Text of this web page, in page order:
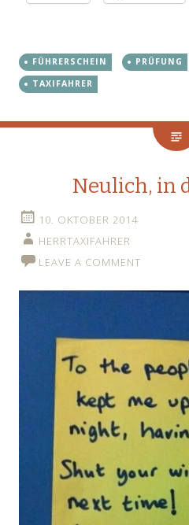
FÜHRERSCHEIN PRÜFUNG
TAXIFAHRER
Neulich, in
10. OKTOBER 2014
HERRTAXIFAHRER
LEAVE A COMMENT